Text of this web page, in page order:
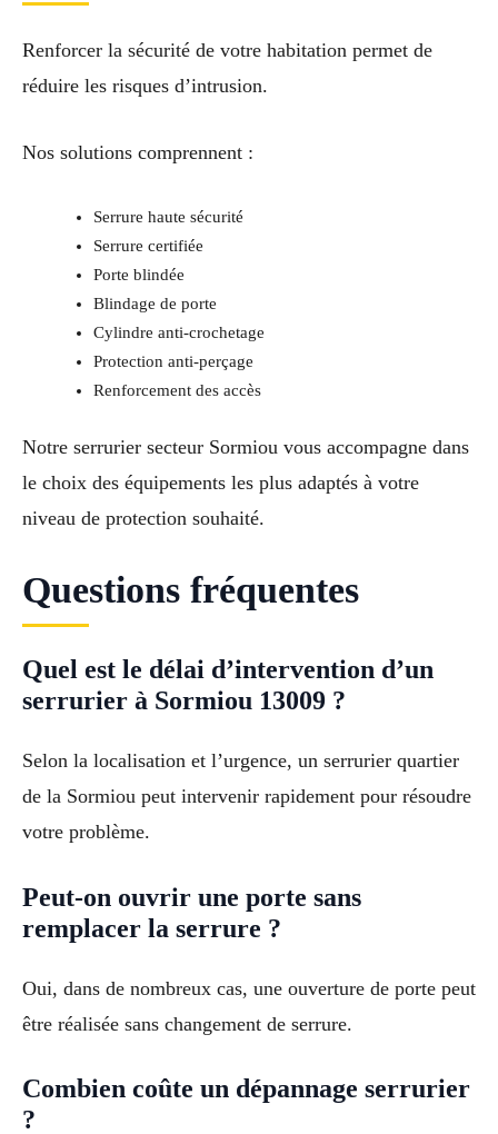
Renforcer la sécurité de votre habitation permet de
réduire les risques d’intrusion.
Nos solutions comprennent :
Serrure haute sécurité
Serrure certifiée
Porte blindée
Blindage de porte
Cylindre anti-crochetage
Protection anti-perçage
Renforcement des accès
Notre serrurier secteur Sormiou vous accompagne dans
le choix des équipements les plus adaptés à votre
niveau de protection souhaité.
Questions fréquentes
Quel est le délai d’intervention d’un
serrurier à Sormiou 13009 ?
Selon la localisation et l’urgence, un serrurier quartier
de la Sormiou peut intervenir rapidement pour résoudre
votre problème.
Peut-on ouvrir une porte sans
remplacer la serrure ?
Oui, dans de nombreux cas, une ouverture de porte peut
être réalisée sans changement de serrure.
Combien coûte un dépannage serrurier
?